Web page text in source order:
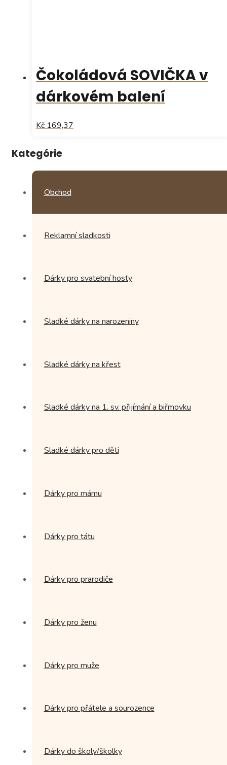
Čokoládová SOVIČKA v
dárkovém balení
Kč 169,37
Kategórie
Obchod
Reklamní sladkosti
Dárky pro svatební hosty
Sladké dárky na narozeniny
Sladké dárky na křest
Sladké dárky na 1. sv. přijímání a biřmovku
Sladké dárky pro děti
Dárky pro mámu
Dárky pro tátu
Dárky pro prarodiče
Dárky pro ženu
Dárky pro muže
Dárky pro přátele a sourozence
Dárky do školy/školky